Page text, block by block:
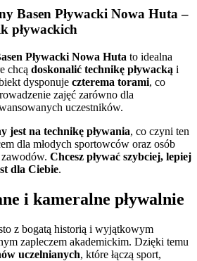
Basen Pływacki Nowa Huta –
pływackich
Pływacki Nowa Huta to idealna
chcą doskonalić technikę pływacką i
dysponuje czterema torami, co
zajęć zarówno dla
uczestników.
jest na technikę pływania, co czyni ten
dla młodych sportowców oraz osób
Chcesz pływać szybciej, lepiej
dla Ciebie.
i kameralne pływalnie
z bogatą historią i wyjątkowym
zapleczem akademickim. Dzięki temu
uczelnianych, które łączą sport,